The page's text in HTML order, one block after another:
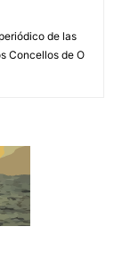
de las
Concellos de O